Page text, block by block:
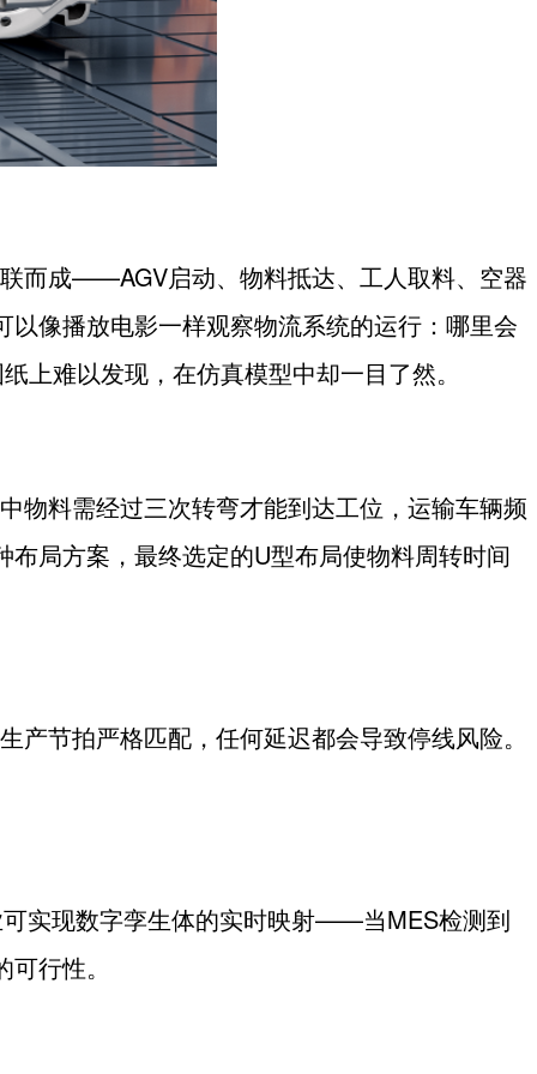
联而成——AGV启动、物料抵达、工人取料、空器
像播放电影一样观察物流系统的运行：哪里会
上难以发现，在仿真模型中却一目了然。
物料需经过三次转弯才能到达工位，运输车辆频
布局方案，最终选定的U型布局使物料周转时间
节拍严格匹配，任何延迟都会导致停线风险。
实现数字孪生体的实时映射——当MES检测到
行性。